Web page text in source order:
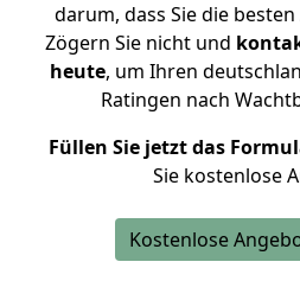
darum, dass Sie die
Zögern Sie nicht und
heute, um Ihren
Ratingen nach
Füllen Sie jetzt das
Sie kostenlose
Kostenlose